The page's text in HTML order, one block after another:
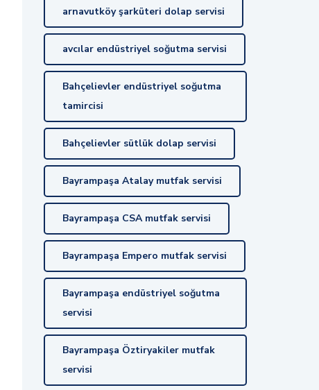
arnavutköy şarküteri dolap servisi
avcılar endüstriyel soğutma servisi
Bahçelievler endüstriyel soğutma
tamircisi
Bahçelievler sütlük dolap servisi
Bayrampaşa Atalay mutfak servisi
Bayrampaşa CSA mutfak servisi
Bayrampaşa Empero mutfak servisi
Bayrampaşa endüstriyel soğutma
servisi
Bayrampaşa Öztiryakiler mutfak
servisi